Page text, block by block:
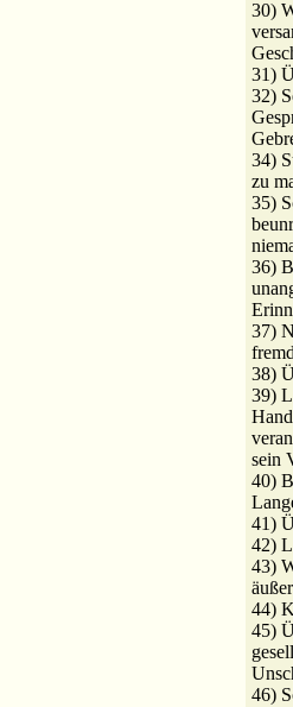
30)
31)
32)
34)
zu
35)
36)
37)
38)
39)
sein
40)
41)
42)
43)
44)
45)
46)